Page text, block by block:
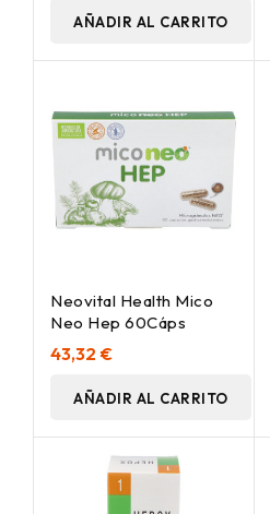
AÑADIR AL CARRITO
Neovital Health Mico
Neo Hep 60Cáps
43,32 €
AÑADIR AL CARRITO